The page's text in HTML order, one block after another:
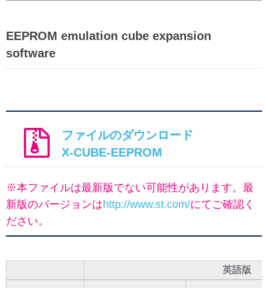
EEPROM emulation cube expansion
software
ファイルのダウンロード
X-CUBE-EEPROM
※本ファイルは最新版でない可能性があります。最
新版のバージョンはhttp://www.st.com/にてご確認く
ださい。
英語版